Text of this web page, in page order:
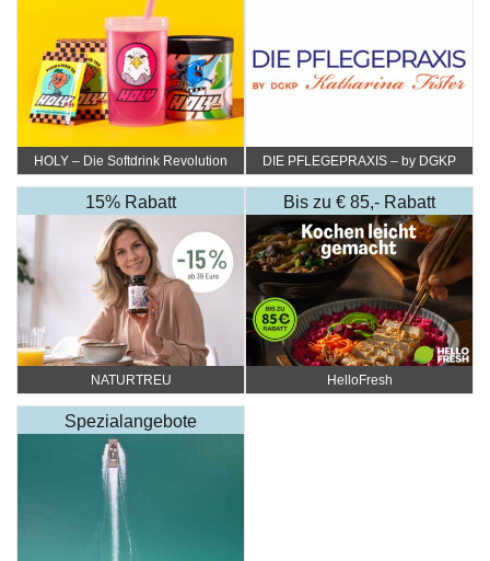
HOLY – Die Softdrink Revolution
DIE PFLEGEPRAXIS – by DGKP
Katharina Fister
15% Rabatt
NATURTREU
Bis zu € 85,- Rabatt
HelloFresh
Spezialangebote